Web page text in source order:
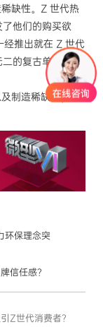
缺性。Z 世代热
他们的购买欲
经推出就在 Z 世代
的复古单品，从
制造稀缺性，成
环保理念突
信任感？
Z世代消费者？